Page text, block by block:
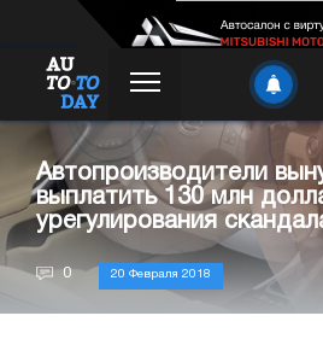
Автопроизводители
выплатить 130 млн
урегулирования
0 20 Февраля 2018